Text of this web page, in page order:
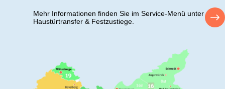
Mehr Informationen finden Sie im Service-Menü unter
Haustürtransfer & Festzustiege.